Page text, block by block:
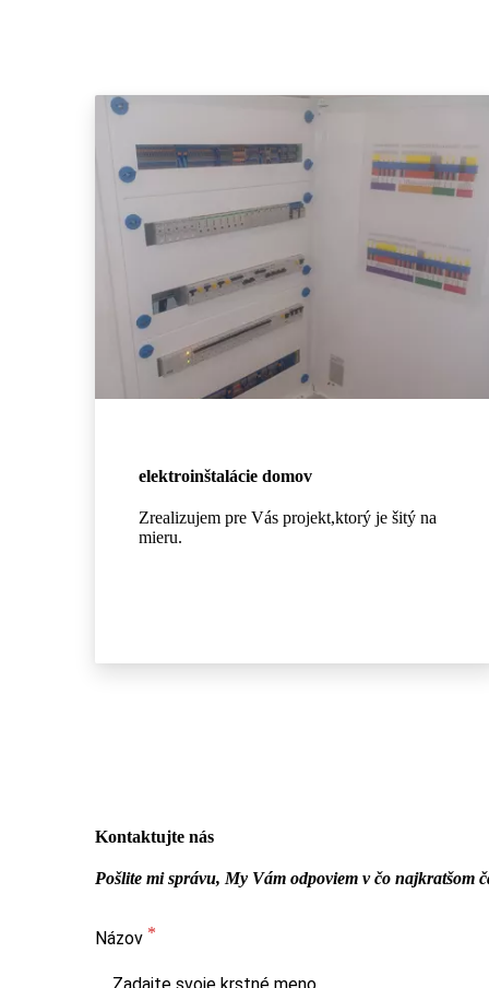
elektroinštalácie domov
Zrealizujem pre Vás projekt,ktorý je šitý na
mieru.
Kontaktujte nás
Pošlite mi správu, My Vám odpoviem v čo najkratšom
Názov